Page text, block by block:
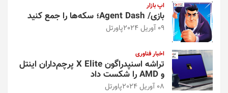
اپ بازار
بازی/ Agent Dash؛ سکه‌ها را جمع کنید
09 آوریل 2024 پاورتل
اخبار فناوری
تراشه اسنپدراگون X Elite پرچم‌داران اینتل
و AMD را شکست داد
08 آوریل 2024 پاورتل